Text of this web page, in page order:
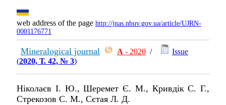
web address of the page http://jnas.nbuv.gov.ua/article/UJRN-
0001176771
Mineralogical journal А - 2020 /
Issue
(2020, Т. 42, № 3)
Ніколаєв І. Ю., Шеремет Є. М., Кривдік С. Г.,
Стрекозов С. М., Сєтая Л. Д.